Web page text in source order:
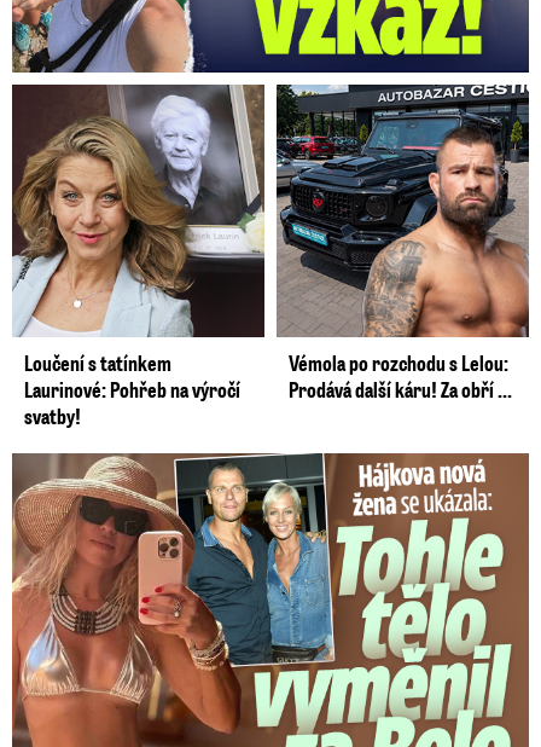
Loučení s tatínkem
Laurinové: Pohřeb na výročí
svatby!
Vémola po rozchodu s Lelou:
Prodává další káru! Za obří ...
Tohle tělo nahradilo Belo: Nová partnerka se ukázala...